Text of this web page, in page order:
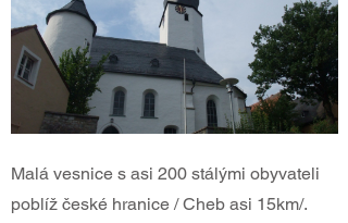
Malá vesnice s asi 200 stálými obyvateli
poblíž české hranice / Cheb asi 15km/.